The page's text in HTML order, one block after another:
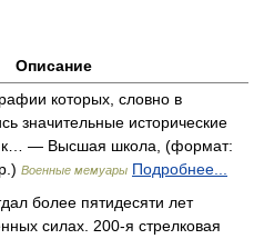
Описание
которых, словно в
значительные исторические
к… — Высшая школа, (формат:
Военные мемуары Подробнее...
более пятидесяти лет
силах. 200-я стрелковая